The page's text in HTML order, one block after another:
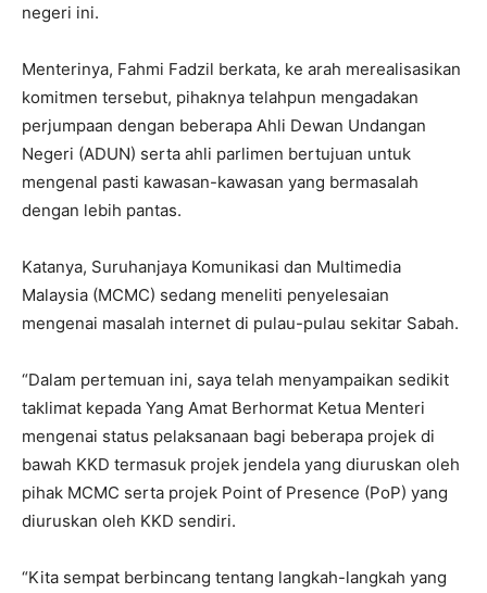
negeri ini.
Menterinya, Fahmi Fadzil berkata, ke arah merealisasikan
komitmen tersebut, pihaknya telahpun mengadakan
perjumpaan dengan beberapa Ahli Dewan Undangan
Negeri (ADUN) serta ahli parlimen bertujuan untuk
mengenal pasti kawasan-kawasan yang bermasalah
dengan lebih pantas.
Katanya, Suruhanjaya Komunikasi dan Multimedia
Malaysia (MCMC) sedang meneliti penyelesaian
mengenai masalah internet di pulau-pulau sekitar Sabah.
“Dalam pertemuan ini, saya telah menyampaikan sedikit
taklimat kepada Yang Amat Berhormat Ketua Menteri
mengenai status pelaksanaan bagi beberapa projek di
bawah KKD termasuk projek jendela yang diuruskan oleh
pihak MCMC serta projek Point of Presence (PoP) yang
diuruskan oleh KKD sendiri.
“Kita sempat berbincang tentang langkah-langkah yang